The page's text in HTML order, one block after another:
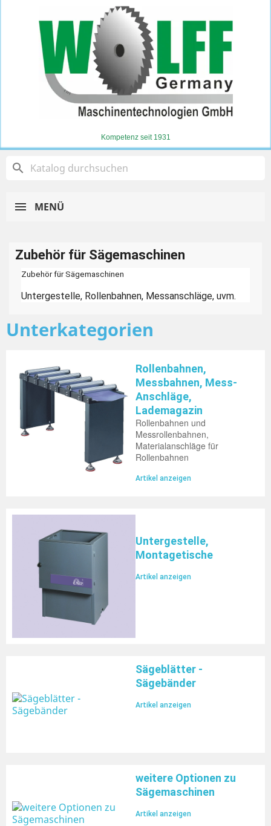
Kompetenz seit 1931
search
MENÜ
Zubehör für Sägemaschinen
Zubehör für Sägemaschinen
Untergestelle, Rollenbahnen, Messanschläge, uvm.
Unterkategorien
Rollenbahnen,
Messbahnen, Mess-
Anschläge,
Lademagazin
Rollenbahnen und
Messrollenbahnen,
Materialanschläge für
Rollenbahnen
Artikel anzeigen
Untergestelle,
Montagetische
Artikel anzeigen
Sägeblätter -
Sägebänder
Artikel anzeigen
weitere Optionen zu
Sägemaschinen
Artikel anzeigen